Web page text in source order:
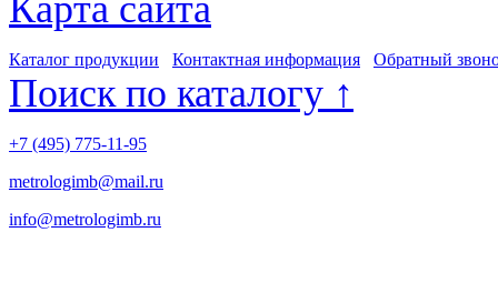
Каталог продукции Контактная информация Обратный
Поиск по каталогу ↑
+7 (495) 775-11-95
metrologimb@mail.ru
info@metrologimb.ru